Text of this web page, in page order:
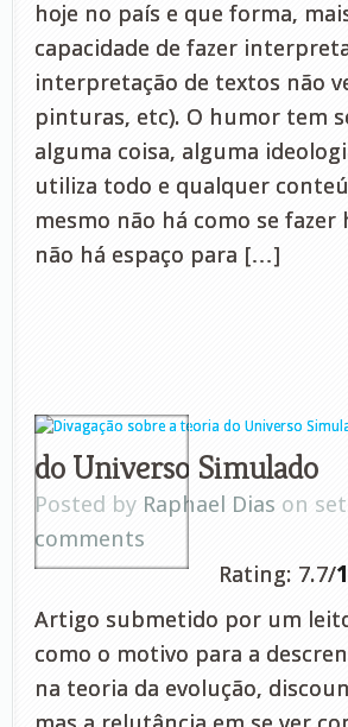
hoje no país e que forma,
capacidade de fazer
interpretação de textos não
pinturas, etc). O humor tem
alguma coisa, alguma
utiliza todo e qualquer
mesmo não há como se
não há espaço para […]
do Universo Simulado
Posted by Raphael Dias on
comments
Rating: 7.7/
Artigo submetido por um
como o motivo para a
na teoria da evolução,